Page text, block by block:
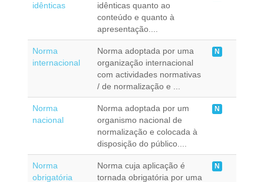
idênticas
idênticas quanto ao
conteúdo e quanto à
apresentação....
Norma
internacional
Norma adoptada por uma
organização internacional
com actividades normativas
/ de normalização e ...
N
Norma
nacional
Norma adoptada por um
organismo nacional de
normalização e colocada à
disposição do público....
N
Norma
obrigatória
Norma cuja aplicação é
tornada obrigatória por uma
N